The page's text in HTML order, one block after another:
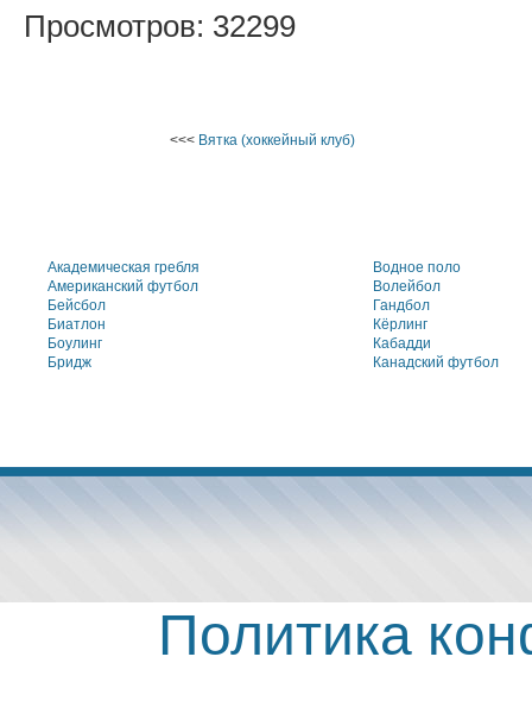
Просмотров: 32299
<<< Вятка (хоккейный клуб)
Академическая гребля
Американский футбол
Бейсбол
Биатлон
Боулинг
Бридж
Водное поло
Волейбол
Гандбол
Кёрлинг
Кабадди
Канадский футбол
Политика